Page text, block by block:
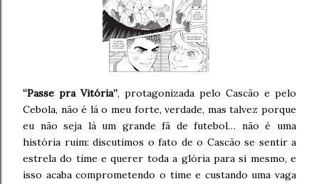
“Passe pra Vitória”, protagonizada pelo Cascão e pelo
Cebola, não é lá o meu forte, verdade, mas talvez porque
eu não seja lá um grande fã de futebol… não é uma
história ruim: discutimos o fato de o Cascão se sentir a
estrela do time e querer toda a glória para si mesmo, e
isso acaba comprometendo o time e custando uma vaga